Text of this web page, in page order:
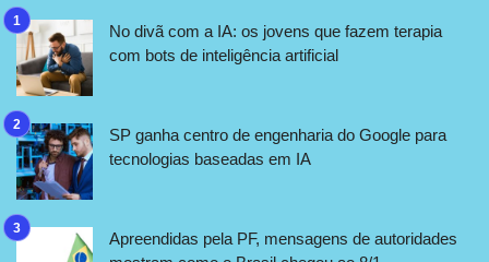
No divã com a IA: os jovens que fazem terapia
com bots de inteligência artificial
SP ganha centro de engenharia do Google para
tecnologias baseadas em IA
Apreendidas pela PF, mensagens de autoridades